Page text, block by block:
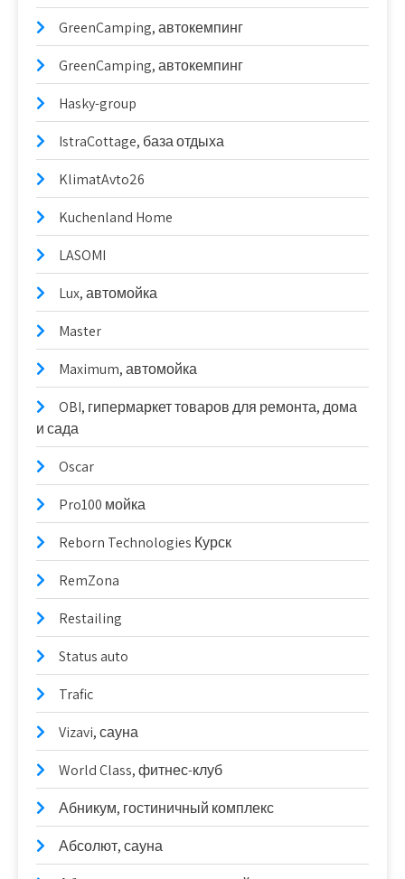
GreenCamping, автокемпинг
GreenCamping, автокемпинг
Hasky-group
IstraCottage, база отдыха
KlimatAvto26
Kuchenland Home
LASOMI
Lux, автомойка
Master
Maximum, автомойка
OBI, гипермаркет товаров для ремонта, дома
и сада
Oscar
Pro100 мойка
Reborn Technologies Курск
RemZona
Restailing
Status auto
Trafic
Vizavi, сауна
World Class, фитнес-клуб
Абникум, гостиничный комплекс
Абсолют, сауна